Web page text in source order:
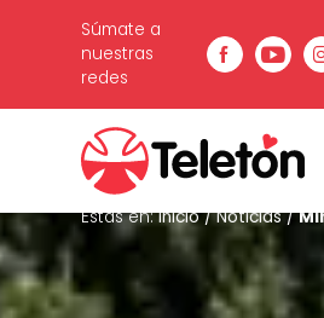
Súmate a
nuestras
redes
Estás en:Inicio/Noticias/